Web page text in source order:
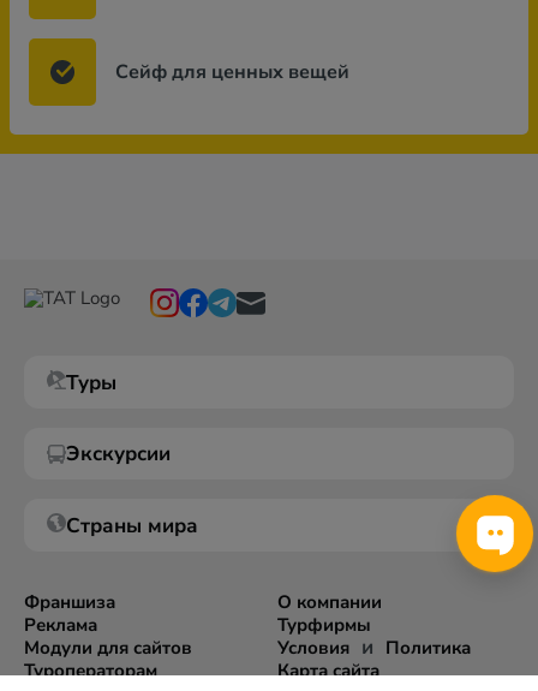
Сейф для ценных вещей
Туры
Экскурсии
Страны мира
Франшиза
Реклама
Модули для сайтов
Туроператорам
О компании
Турфирмы
Условияи Политика
Карта сайта